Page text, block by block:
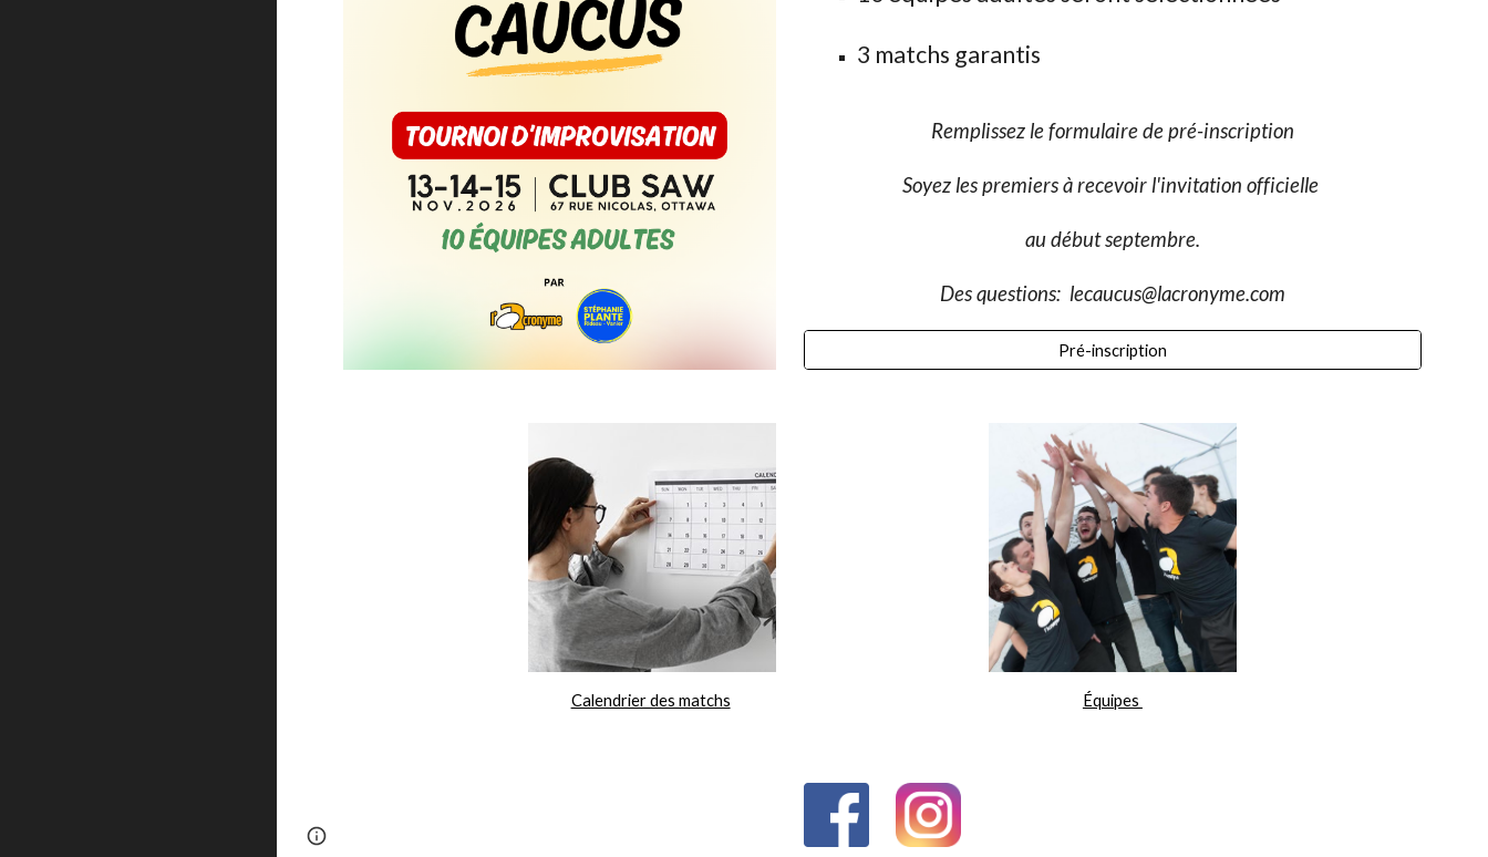
3 matchs garantis
Remplissez le formulaire de pré-inscription
Soyez les premiers à recevoir l'invitation officielle
au début septembre.
Des questions: lecaucus@lacronyme.com
Pré-inscription
Calendrier des matchs Équipes